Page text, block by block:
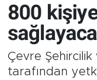
800
Çevre Şehircilik
tarafından
Türkiye
Sağlık
Ekonomi